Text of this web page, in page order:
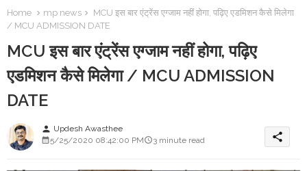
Home mp news
MCU इस बार एंट्रेंस एग्जाम नहीं होगा, पढ़िए एडमिशन कैसे मिलेगा
/ MCU ADMISSION DATE
MCU इस बार एंट्रेंस एग्जाम नहीं होगा, पढ़िए
एडमिशन कैसे मिलेगा / MCU ADMISSION
DATE
person Updesh Awasthee
5/25/2020 08:42:00 PM
3 minute read share